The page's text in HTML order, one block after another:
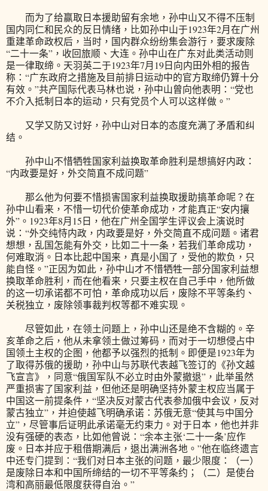
而为了给赢取日本援助留有余地，孙中山又不得不压制
国内同仁和民众的反日情绪，比如孙中山于1923年2月在广州
重建革命政权后，当时，国内群众纷纷集会游行，要求废除
“二十一条”，收回旅顺、大连。孙中山在广东对此类活动则
是一律取缔。天羽英二于1923年7月19日向内田外相的报告
称：“广东政府之措施及目前排日运动中的官方取缔仍算十分
有效。”共产国际代表马林也说，孙中山曾向他表明：“党也
不介入抵制日本的运动，只有党员个人可以这样做。”
又学又防又讨好，孙中山对日本的态度充满了矛盾和纠
结。
孙中山不惜牺牲国家利益换取革命胜利是想搞好内政：
“内政要是好，外交简直不成问题”
那么他为何要不惜损害国家利益换取援助搞革命呢？在
孙中山看来，不惜一切代价使革命成功，才能真正“安内攘
外”。1923年8月15日，他在广州全国学生评议会上演说时
说：“外交纯恃内政，内政要是好，外交简直不成问题。诸君
想想，乱国怎能有外交，比如二十一条，若我们革命成功，
何难取消。日本比起中国来，真是小国了，受他的欺负，只
能自怪。”正因为如此，孙中山才不惜牺牲一部分国家利益想
换取革命胜利，而在他看来，只要主权在自己手中，他所做
的这一切承诺都不可怕，革命成功以后，废除不平等条约、
关税独立，废除领事裁判权等都不难实现。
尽管如此，在领土问题上，孙中山还是绝不含糊的。辛
亥革命之后，他从未拿领土做过筹码，而对于一切想侵占中
国领土主权的企图，他都予以强烈的抵制。即便是1923年为
了取得苏俄的援助，孙中山与苏联代表越飞签订的《孙文越
飞宣言》，同意“俄国军队不必立时由外蒙撤退”，此举虽然
严重损害了国家利益，但他还是明确坚持外蒙主权应当属于
中国这一前提条件，“坚决反对蒙古代表参加俄中会议，反对
蒙古独立”，并迫使越飞明确承诺：苏俄无意“使其与中国分
立”，尽管事后证明此承诺毫无约束力。对于日本，他也并非
没有强硬的表态，比如他曾说：“余本主张‘二十一条’应作
废。日本并应于租借期满后，退出满洲各地。”他在临终遗言
中还专门提到：“我们对日本主张的问题，最少限度：（一）
是废除日本和中国所缔结的一切不平等条约；（二）是使台
湾和高丽最低限度获得自治。”